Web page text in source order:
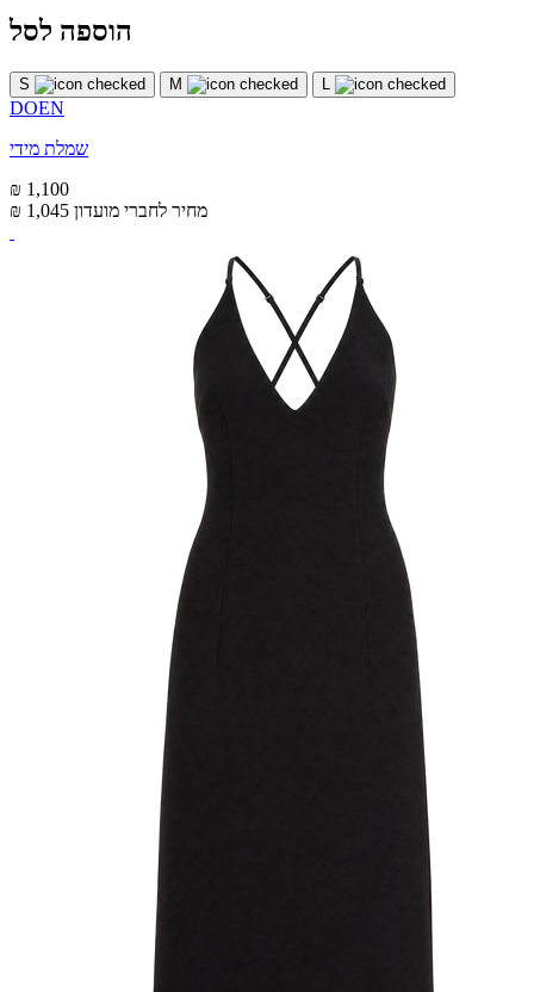
הוספה לסל
S M L
DOEN
שמלת מידי
₪ 1,100
₪ 1,045 מחיר לחברי מועדון